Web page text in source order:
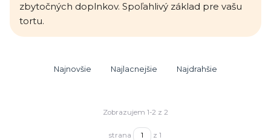
zbytočných doplnkov. Spoľahlivý základ pre vašu
tortu.
Najnovšie Najlacnejšie Najdrahšie
Zobrazujem 1-2 z 2
strana z 1